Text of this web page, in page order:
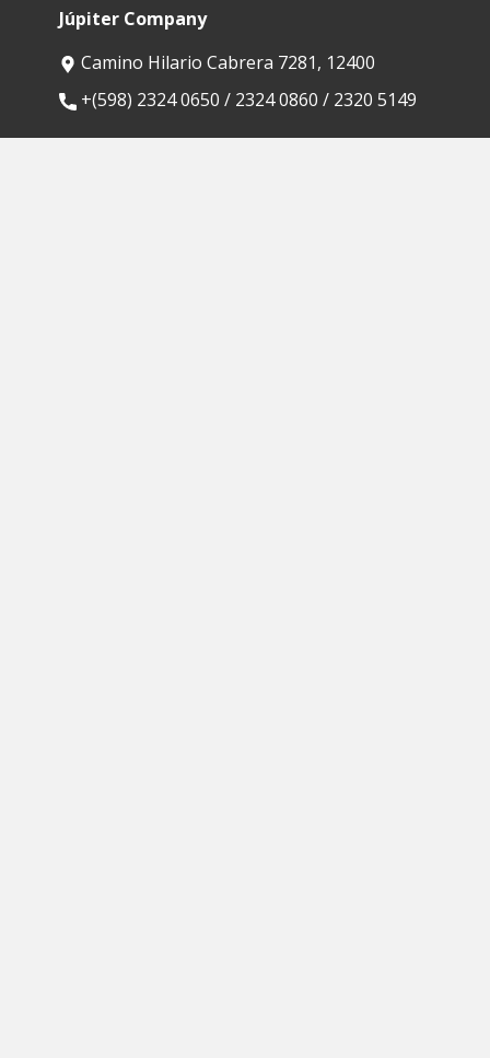
Júpiter Company
Camino Hilario Cabrera 7281, 12400
​+(598) 2324 0650 / 2324 0860 / 2320 5149